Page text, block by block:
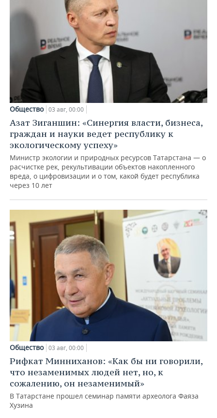
Общество 03 авг, 00:00
Азат Зиганшин: «Синергия власти, бизнеса,
граждан и науки ведет республику к
экологическому успеху»
Министр экологии и природных ресурсов Татарстана — о
расчистке рек, рекультивации объектов накопленного
вреда, о цифровизации и о том, какой будет республика
через 10 лет
Общество 03 авг, 00:00
Рифкат Минниханов: «Как бы ни говорили,
что незаменимых людей нет, но, к
сожалению, он незаменимый»
В Татарстане прошел семинар памяти археолога Фаяза
Хузина